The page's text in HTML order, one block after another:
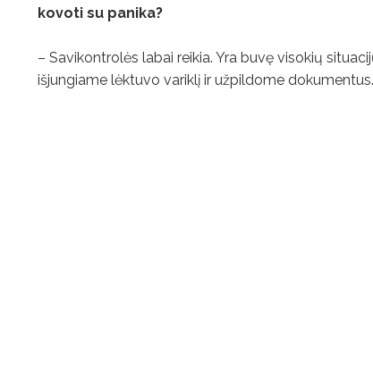
kovoti su panika?
– Savikontrolės labai reikia. Yra buvę visokių
išjungiame lėktuvo variklį ir užpildome